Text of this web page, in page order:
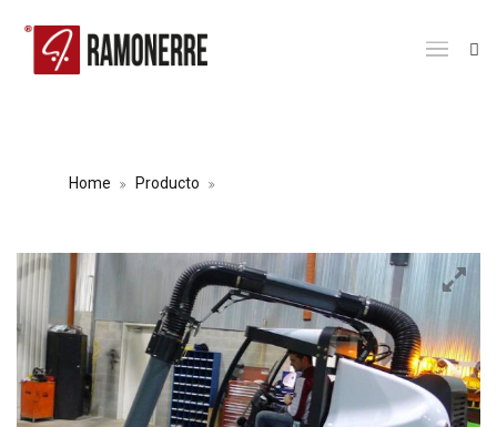
Home Producto